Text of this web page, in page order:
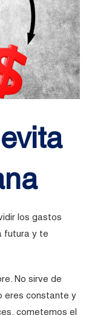
los gastos
futura y te
No sirve de
eres constante y
cometemos el